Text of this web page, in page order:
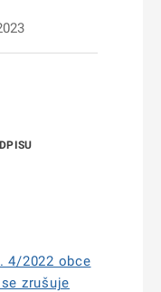
4/2022 obce
zrušuje